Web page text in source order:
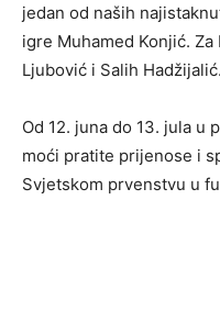
jedan od naših
igre Muhamed Konjić. Za
Ljubović i Salih Hadžijalić.
Od 12. juna do 13. jula u
moći pratite prijenose i
Svjetskom prvenstvu u